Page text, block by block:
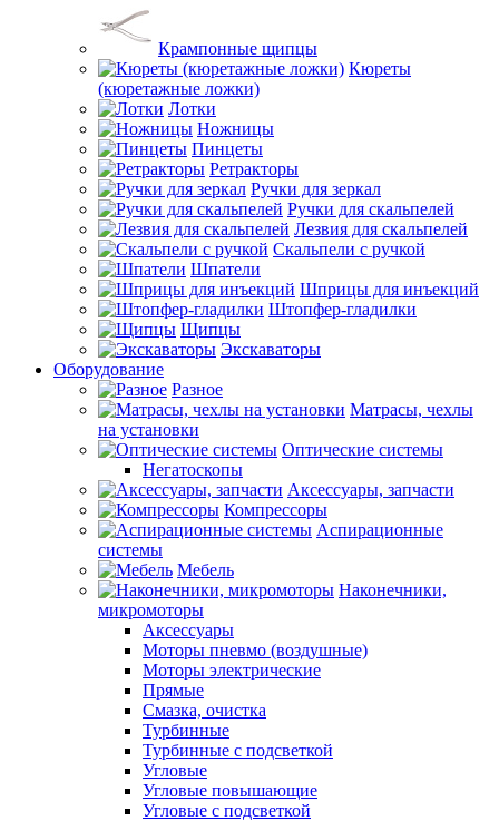
Крампонные щипцы
Кюреты
(кюретажные ложки)
Лотки
Ножницы
Пинцеты
Ретракторы
Ручки для зеркал
Ручки для скальпелей
Лезвия для скальпелей
Скальпели с ручкой
Шпатели
Шприцы для инъекций
Штопфер-гладилки
Щипцы
Экскаваторы
Оборудование
Разное
Матрасы, чехлы
на установки
Оптические системы
Негатоскопы
Аксессуары, запчасти
Компрессоры
Аспирационные
системы
Мебель
Наконечники,
микромоторы
Аксессуары
Моторы пневмо (воздушные)
Моторы электрические
Прямые
Смазка, очистка
Турбинные
Турбинные с подсветкой
Угловые
Угловые повышающие
Угловые с подсветкой